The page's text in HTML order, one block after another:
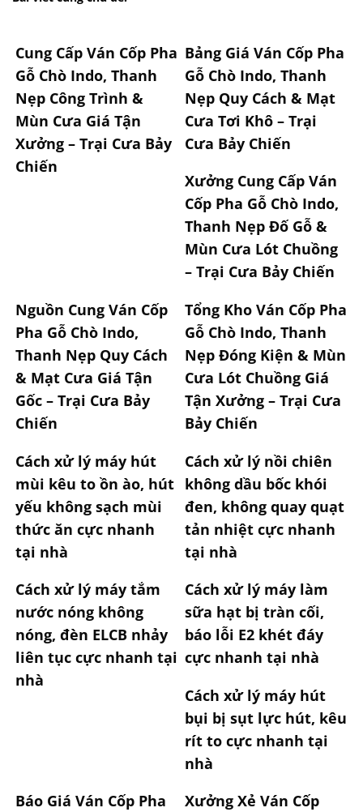
Cung Cấp Ván Cốp Pha
Gỗ Chò Indo, Thanh
Nẹp Công Trình &
Mùn Cưa Giá Tận
Xưởng – Trại Cưa Bảy
Chiến
Bảng Giá Ván Cốp Pha
Gỗ Chò Indo, Thanh
Nẹp Quy Cách & Mạt
Cưa Tơi Khô – Trại
Cưa Bảy Chiến
Xưởng Cung Cấp Ván
Cốp Pha Gỗ Chò Indo,
Thanh Nẹp Đố Gỗ &
Mùn Cưa Lót Chuồng
– Trại Cưa Bảy Chiến
Nguồn Cung Ván Cốp
Pha Gỗ Chò Indo,
Thanh Nẹp Quy Cách
& Mạt Cưa Giá Tận
Gốc – Trại Cưa Bảy
Chiến
Tổng Kho Ván Cốp Pha
Gỗ Chò Indo, Thanh
Nẹp Đóng Kiện & Mùn
Cưa Lót Chuồng Giá
Tận Xưởng – Trại Cưa
Bảy Chiến
Cách xử lý máy hút
mùi kêu to ồn ào, hút
yếu không sạch mùi
thức ăn cực nhanh
tại nhà
Cách xử lý nồi chiên
không dầu bốc khói
đen, không quay quạt
tản nhiệt cực nhanh
tại nhà
Cách xử lý máy tắm
nước nóng không
nóng, đèn ELCB nhảy
liên tục cực nhanh tại
nhà
Cách xử lý máy làm
sữa hạt bị tràn cối,
báo lỗi E2 khét đáy
cực nhanh tại nhà
Cách xử lý máy hút
bụi bị sụt lực hút, kêu
rít to cực nhanh tại
nhà
Báo Giá Ván Cốp Pha
Xưởng Xẻ Ván Cốp